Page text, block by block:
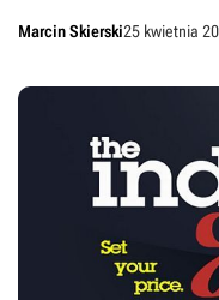
Marcin Skierski25 kwietnia